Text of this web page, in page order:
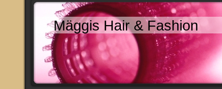
Mäggis Hair & Fashion